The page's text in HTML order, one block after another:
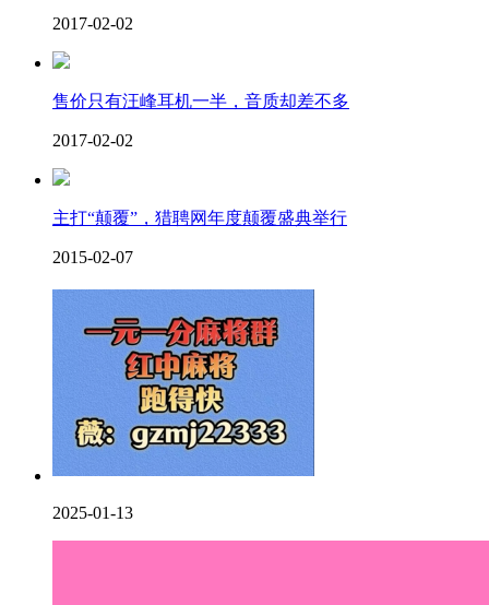
2017-02-02
售价只有汪峰耳机一半，音质却差不多
2017-02-02
主打“颠覆”，猎聘网年度颠覆盛典举行
2015-02-07
2025-01-13